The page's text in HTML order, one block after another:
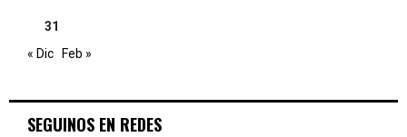
31
« Dic
Feb »
SEGUINOS EN REDES